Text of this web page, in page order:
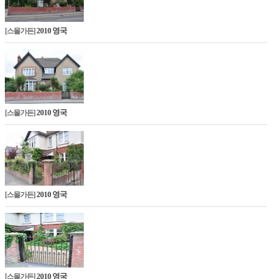
[스몰가든] 2010 영국
[스몰가든] 2010 영국
[스몰가든] 2010 영국
[스몰가든] 2010 영국